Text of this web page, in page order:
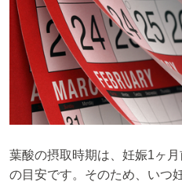
葉酸の摂取時期は、妊娠1ヶ
の目安です。そのため、いつ